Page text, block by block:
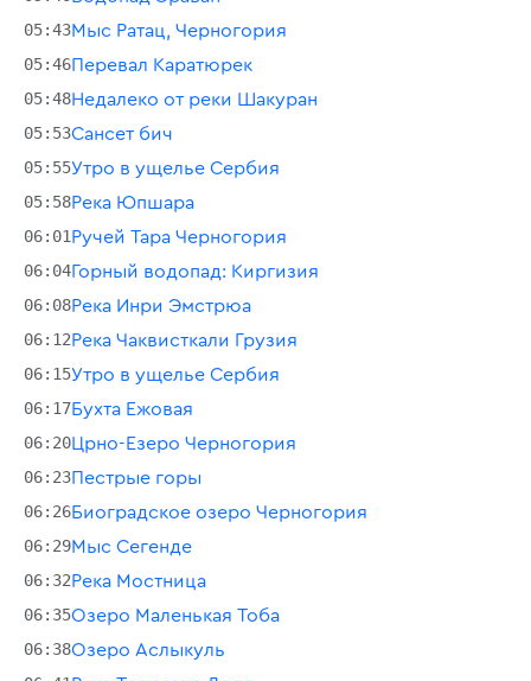
05:43Мыс Ратац, Черногория
05:46Перевал Каратюрек
05:48Недалеко от реки Шакуран
05:53Сансет бич
05:55Утро в ущелье Сербия
05:58Река Юпшара
06:01Ручей Тара Черногория
06:04Горный водопад: Киргизия
06:08Река Инри Эмстрюа
06:12Река Чаквисткали Грузия
06:15Утро в ущелье Сербия
06:17Бухта Ежовая
06:20Црно-Езеро Черногория
06:23Пестрые горы
06:26Биоградское озеро Черногория
06:29Мыс Сегенде
06:32Река Мостница
06:35Озеро Маленькая Тоба
06:38Озеро Аслыкуль